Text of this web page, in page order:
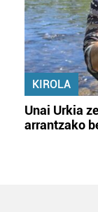
KIROLA
Unai Urkia
arrantzako